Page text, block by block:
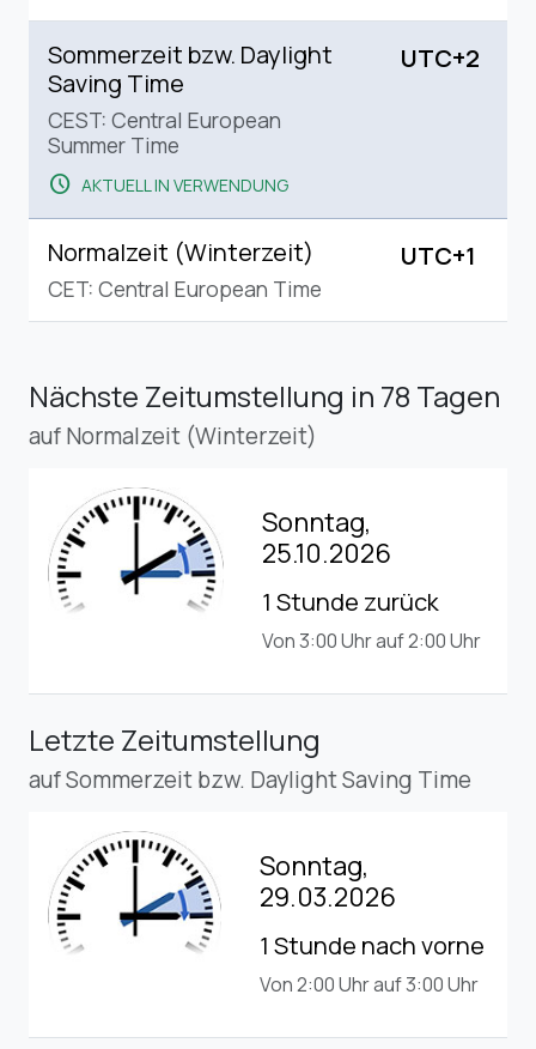
Sommerzeit bzw. Daylight
Saving Time
CEST: Central European
Summer Time
schedule AKTUELL IN VERWENDUNG
UTC+2
Normalzeit (Winterzeit)
CET: Central European Time
UTC+1
Nächste Zeitumstellung in 78 Tagen
auf Normalzeit (Winterzeit)
Sonntag,
25.10.2026
1 Stunde zurück
Von 3:00 Uhr auf 2:00 Uhr
Letzte Zeitumstellung
auf Sommerzeit bzw. Daylight Saving Time
Sonntag,
29.03.2026
1 Stunde nach vorne
Von 2:00 Uhr auf 3:00 Uhr